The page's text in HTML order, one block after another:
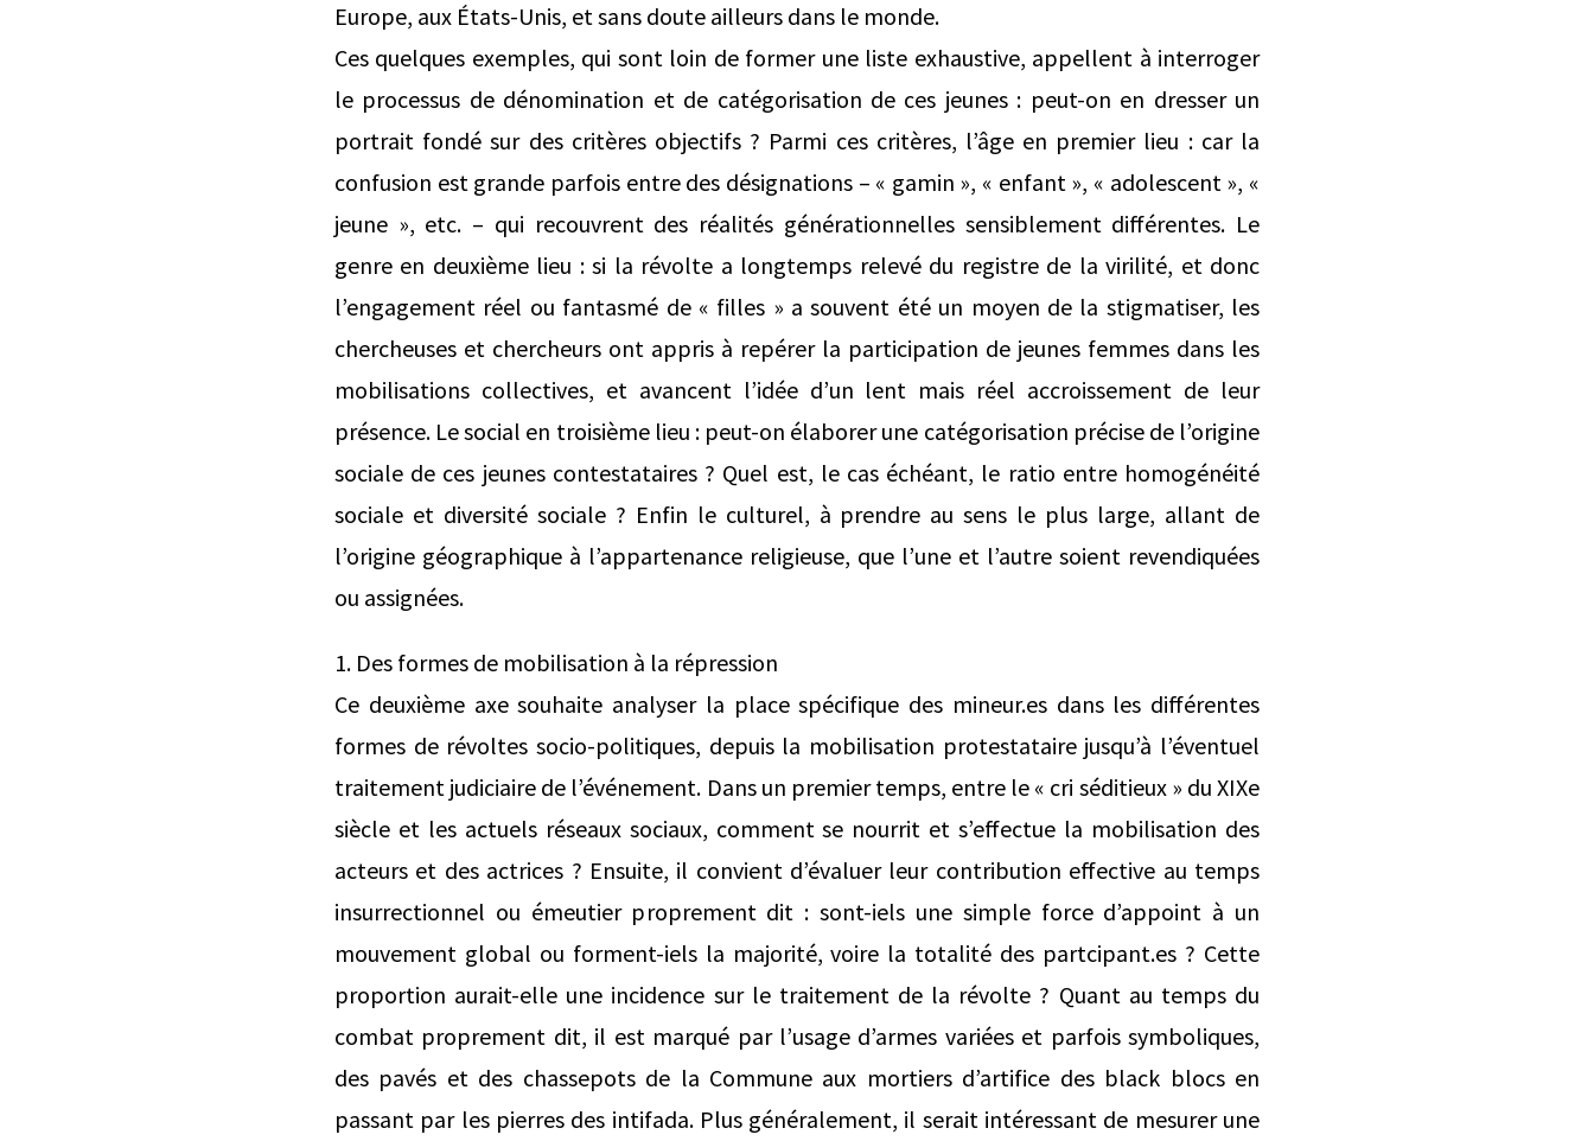
Europe, aux États-Unis, et sans doute ailleurs dans le monde.
Ces quelques exemples, qui sont loin de former une liste exhaustive, appellent à interroger
le processus de dénomination et de catégorisation de ces jeunes : peut-on en dresser un
portrait fondé sur des critères objectifs ? Parmi ces critères, l’âge en premier lieu : car la
confusion est grande parfois entre des désignations – « gamin », « enfant », « adolescent », «
jeune », etc. – qui recouvrent des réalités générationnelles sensiblement différentes. Le
genre en deuxième lieu : si la révolte a longtemps relevé du registre de la virilité, et donc
l’engagement réel ou fantasmé de « filles » a souvent été un moyen de la stigmatiser, les
chercheuses et chercheurs ont appris à repérer la participation de jeunes femmes dans les
mobilisations collectives, et avancent l’idée d’un lent mais réel accroissement de leur
présence. Le social en troisième lieu : peut-on élaborer une catégorisation précise de l’origine
sociale de ces jeunes contestataires ? Quel est, le cas échéant, le ratio entre homogénéité
sociale et diversité sociale ? Enfin le culturel, à prendre au sens le plus large, allant de
l’origine géographique à l’appartenance religieuse, que l’une et l’autre soient revendiquées
ou assignées.
1. Des formes de mobilisation à la répression
Ce deuxième axe souhaite analyser la place spécifique des mineur.es dans les différentes
formes de révoltes socio-politiques, depuis la mobilisation protestataire jusqu’à l’éventuel
traitement judiciaire de l’événement. Dans un premier temps, entre le « cri séditieux » du XIXe
siècle et les actuels réseaux sociaux, comment se nourrit et s’effectue la mobilisation des
acteurs et des actrices ? Ensuite, il convient d’évaluer leur contribution effective au temps
insurrectionnel ou émeutier proprement dit : sont-iels une simple force d’appoint à un
mouvement global ou forment-iels la majorité, voire la totalité des partcipant.es ? Cette
proportion aurait-elle une incidence sur le traitement de la révolte ? Quant au temps du
combat proprement dit, il est marqué par l’usage d’armes variées et parfois symboliques,
des pavés et des chassepots de la Commune aux mortiers d’artifice des black blocs en
passant par les pierres des intifada. Plus généralement, il serait intéressant de mesurer une